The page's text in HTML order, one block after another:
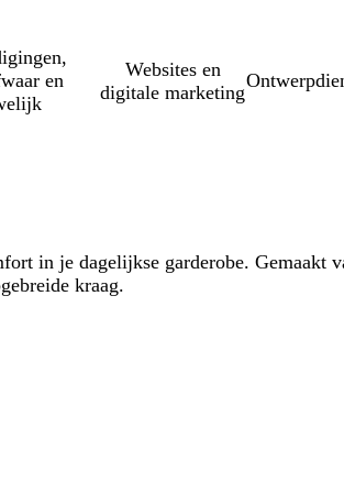
en
Websites en
digitale marketing
in je dagelijkse garderobe. Gemaakt
kraag.